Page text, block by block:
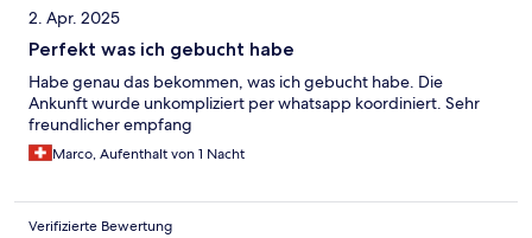
2. Apr. 2025
Perfekt was ich gebucht habe
Habe genau das bekommen, was ich gebucht habe. Die
Ankunft wurde unkompliziert per whatsapp koordiniert. Sehr
freundlicher empfang
Marco, Aufenthalt von 1 Nacht
Verifizierte Bewertung